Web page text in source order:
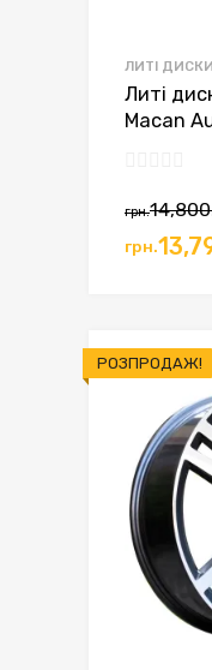
ЛИТІ
Литі
Macan
грн.
грн.
РОЗПРОДАЖ!